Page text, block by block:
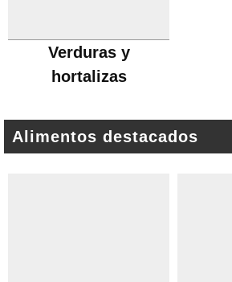
Verduras y
hortalizas
Alimentos destacados